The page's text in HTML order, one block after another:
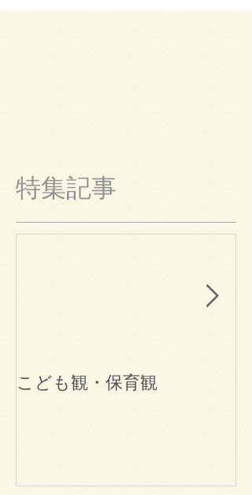
特集記事
こども観・保育観